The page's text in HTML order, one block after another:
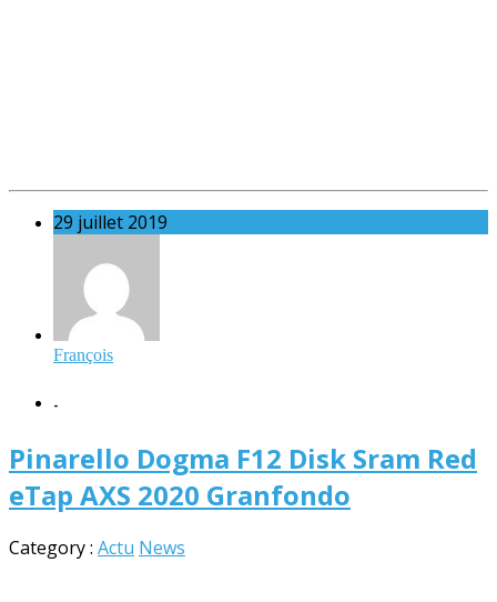
29 juillet 2019
François
-
Pinarello Dogma F12 Disk Sram Red
eTap AXS 2020 Granfondo
Category : Actu News